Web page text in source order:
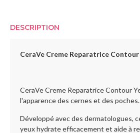
DESCRIPTION
CeraVe Creme Reparatrice Contour
CeraVe Creme Reparatrice Contour
l'apparence des cernes et des poches.
Développé avec des dermatologues,
yeux hydrate efficacement et aide à